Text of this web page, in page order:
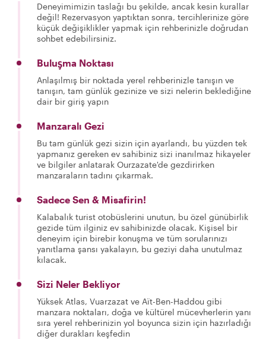
Deneyimimizin taslağı bu şekilde, ancak kesin kurallar
değil! Rezervasyon yaptıktan sonra, tercihlerinize göre
küçük değişiklikler yapmak için rehberinizle doğrudan
sohbet edebilirsiniz.
Buluşma Noktası
Anlaşılmış bir noktada yerel rehberinizle tanışın ve
tanışın, tam günlük gezinize ve sizi nelerin beklediğine
dair bir giriş yapın
Manzaralı Gezi
Bu tam günlük gezi sizin için ayarlandı, bu yüzden tek
yapmanız gereken ev sahibiniz sizi inanılmaz hikayeler
ve bilgiler anlatarak Ourzazate'de gezdirirken
manzaraların tadını çıkarmak.
Sadece Sen & Misafirin!
Kalabalık turist otobüslerini unutun, bu özel günübirlik
gezide tüm ilginiz ev sahibinizde olacak. Kişisel bir
deneyim için birebir konuşma ve tüm sorularınızı
yanıtlama şansı yakalayın, bu geziyi daha unutulmaz
kılacak.
Sizi Neler Bekliyor
Yüksek Atlas, Vuarzazat ve Aït-Ben-Haddou gibi
manzara noktaları, doğa ve kültürel mücevherlerin yanı
sıra yerel rehberinizin yol boyunca sizin için hazırladığı
diğer durakları keşfedin